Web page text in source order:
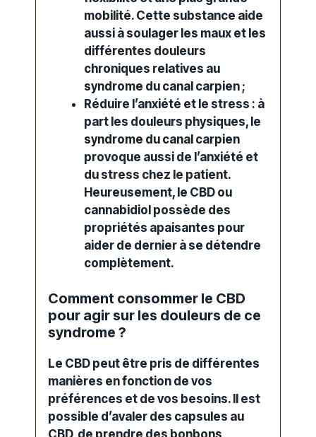
mobilité. Cette substance aide
aussi à soulager les maux et les
différentes douleurs
chroniques relatives au
syndrome du canal carpien ;
Réduire l’anxiété et le stress : à
part les douleurs physiques, le
syndrome du canal carpien
provoque aussi de l’anxiété et
du stress chez le patient.
Heureusement, le CBD ou
cannabidiol possède des
propriétés apaisantes pour
aider de dernier à se détendre
complètement.
Comment consommer le CBD
pour agir sur les douleurs de ce
syndrome ?
Le CBD peut être pris de différentes
manières en fonction de vos
préférences et de vos besoins. Il est
possible d’avaler des capsules au